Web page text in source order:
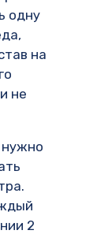
одну
на
не
нужно
2